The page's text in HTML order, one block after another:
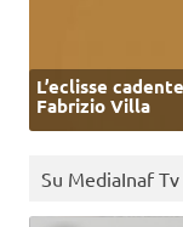
L’eclisse
Fabrizio Villa
Su MediaInaf Tv